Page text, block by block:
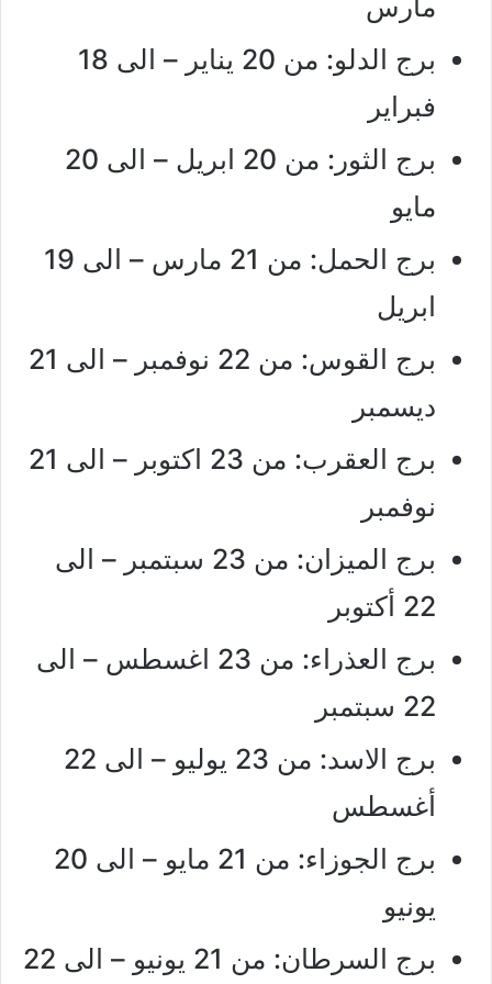
مارس
برج الدلو: من 20 يناير – الى 18
فبراير
برج الثور: من 20 ابريل – الى 20
مايو
برج الحمل: من 21 مارس – الى 19
ابريل
برج القوس: من 22 نوفمبر – الى 21
ديسمبر
برج العقرب: من 23 اكتوبر – الى 21
نوفمبر
برج الميزان: من 23 سبتمبر – الى
22 أكتوبر
برج العذراء: من 23 اغسطس – الى
22 سبتمبر
برج الاسد: من 23 يوليو – الى 22
أغسطس
برج الجوزاء: من 21 مايو – الى 20
يونيو
برج السرطان: من 21 يونيو – الى 22